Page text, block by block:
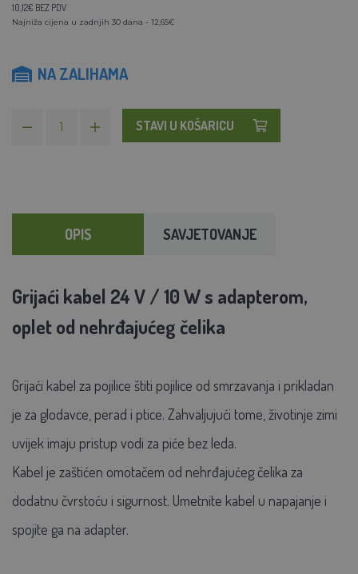
10,12€ BEZ PDV
Najniža cijena u zadnjih 30 dana - 12,65€
NA ZALIHAMA
STAVI U KOŠARICU
OPIS SAVJETOVANJE
Grijaći kabel 24 V / 10 W s adapterom,
oplet od nehrđajućeg čelika
Grijaći kabel za pojilice štiti pojilice od smrzavanja i prikladan
je za glodavce, perad i ptice. Zahvaljujući tome, životinje zimi
uvijek imaju pristup vodi za piće bez leda.
Kabel je zaštićen omotačem od nehrđajućeg čelika za
dodatnu čvrstoću i sigurnost. Umetnite kabel u napajanje i
spojite ga na adapter.